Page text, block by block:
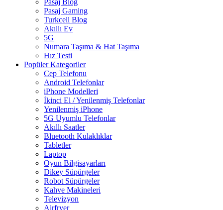
Pasaj Blog
Pasaj Gaming
Turkcell Blog
Akıllı Ev
5G
Numara Taşıma & Hat Taşıma
Hız Testi
Popüler Kategoriler
Cep Telefonu
Android Telefonlar
iPhone Modelleri
İkinci El / Yenilenmiş Telefonlar
Yenilenmiş iPhone
5G Uyumlu Telefonlar
Akıllı Saatler
Bluetooth Kulaklıklar
Tabletler
Laptop
Oyun Bilgisayarları
Dikey Süpürgeler
Robot Süpürgeler
Kahve Makineleri
Televizyon
Airfryer